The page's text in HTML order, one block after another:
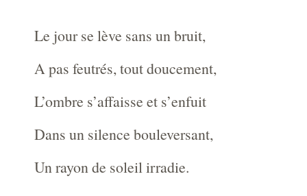
Le jour se lève sans un bruit,
A pas feutrés, tout doucement,
L’ombre s’affaisse et s’enfuit
Dans un silence bouleversant,
Un rayon de soleil irradie.